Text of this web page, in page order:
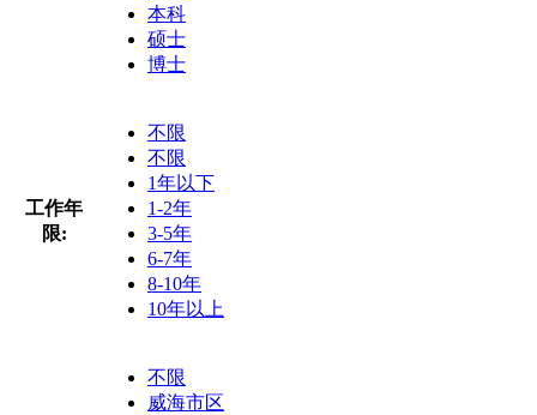
本科
硕士
博士
工作年
限:
不限
不限
1年以下
1-2年
3-5年
6-7年
8-10年
10年以上
不限
威海市区